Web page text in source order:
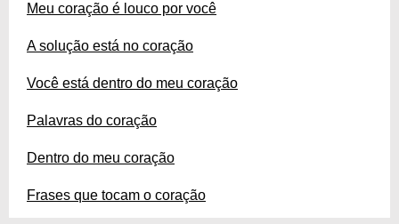
Meu coração é louco por você
A solução está no coração
Você está dentro do meu coração
Palavras do coração
Dentro do meu coração
Frases que tocam o coração